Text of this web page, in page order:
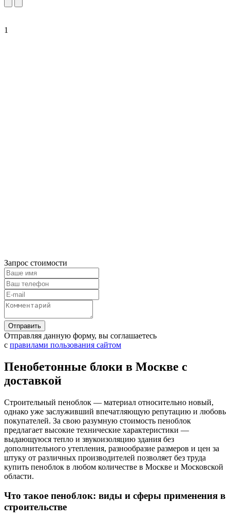
1
Запрос стоимости
Отправляя данную форму, вы соглашаетесь
с правилами пользования сайтом
Пенобетонные блоки в Москве с
доставкой
Строительный пеноблок — материал относительно новый,
однако уже заслуживший впечатляющую репутацию и любовь
покупателей. За свою разумную стоимость пеноблок
предлагает высокие технические характеристики —
выдающуюся тепло и звукоизоляцию здания без
дополнительного утепления, разнообразие размеров и цен за
штуку от различных производителей позволяет без труда
купить пеноблок в любом количестве в Москве и Московской
области.
Что такое пеноблок: виды и сферы применения в
строительстве